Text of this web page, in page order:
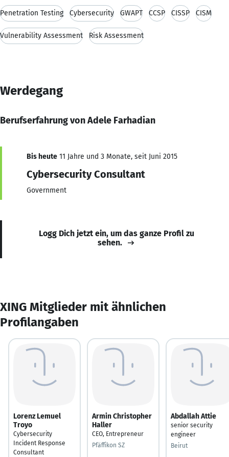
Penetration Testing Cybersecurity GWAPT CCSP CISSP CISM
Vulnerability Assessment Risk Assessment
Werdegang
Berufserfahrung von Adele Farhadian
Bis heute 11 Jahre und 3 Monate, seit Juni 2015
Cybersecurity Consultant
Government
Logg Dich jetzt ein, um das ganze Profil zu
sehen.
XING Mitglieder mit ähnlichen
Profilangaben
Lorenz Lemuel
Troyo
Cybersecurity
Incident Response
Consultant
Armin Christopher
Haller
CEO, Entrepreneur
Pfäffikon SZ
Abdallah Attie
senior security
engineer
Beirut